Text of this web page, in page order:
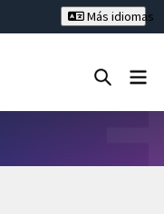
Más idiomas